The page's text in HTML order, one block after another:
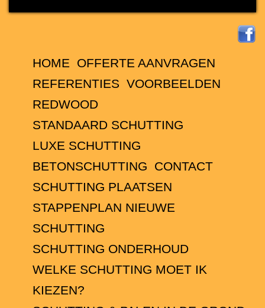
HOME
OFFERTE AANVRAGEN
REFERENTIES VOORBEELDEN
REDWOOD
STANDAARD SCHUTTING
LUXE SCHUTTING
BETONSCHUTTING
CONTACT
SCHUTTING PLAATSEN
STAPPENPLAN NIEUWE
SCHUTTING
SCHUTTING ONDERHOUD
WELKE SCHUTTING MOET IK
KIEZEN?